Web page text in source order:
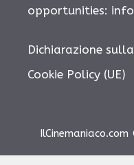
opportunities:
Dichiarazione
Cookie Policy (UE)